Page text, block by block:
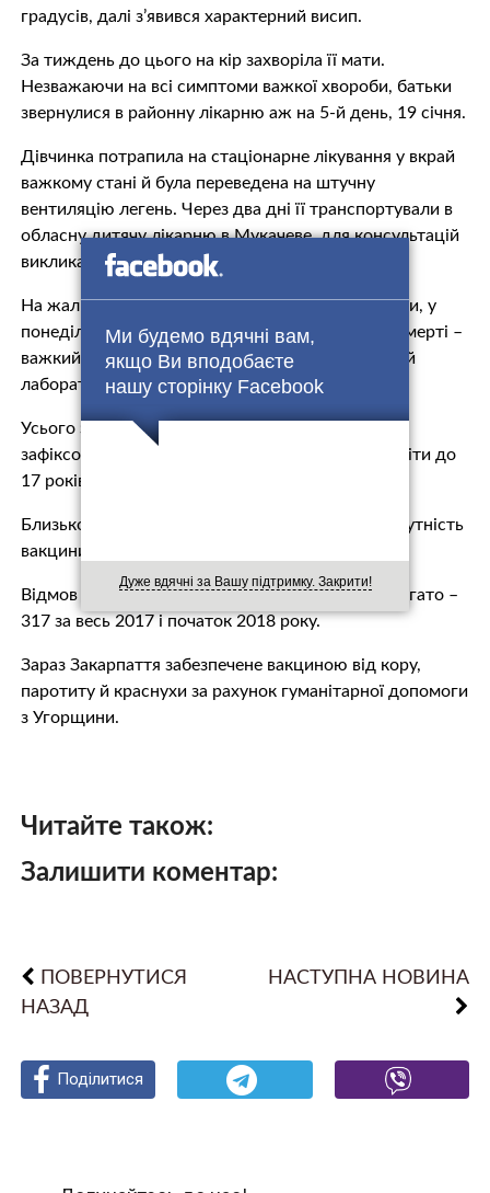
Ми будемо вдячні вам,
якщо Ви вподобаєте
нашу сторінку Facebook
Дуже вдячні за Вашу підтримку. Закрити!
градусів, далі з’явився характерний висип.
За тиждень до цього на кір захворіла її мати.
Незважаючи на всі симптоми важкої хвороби, батьки
звернулися в районну лікарню аж на 5-й день, 19 січня.
Дівчинка потрапила на стаціонарне лікування у вкрай
важкому стані й була переведена на штучну
вентиляцію легень. Через два дні її транспортували в
обласну дитячу лікарню в Мукачеве, для консультацій
викликали лікарів із Києва.
На жаль, усі зусилля медиків виявилися марними, у
понеділок увечері дівчинка померла. Причина смерті –
важкий перебіг кору, цей діагноз підтверджений
лабораторно.
Усього з початку року в Закарпатській області
зафіксовано 715 випадків кору, із них 566 – це діти до
17 років.
Близько 70% хворих не були щеплені через відсутність
вакцини.
Відмов батьків від щеплень дітей відносно небагато –
317 за весь 2017 і початок 2018 року.
Зараз Закарпаття забезпечене вакциною від кору,
паротиту й краснухи за рахунок гуманітарної допомоги
з Угорщини.
Читайте також:
Залишити коментар:
ПОВЕРНУТИСЯ
НАЗАД
НАСТУПНА НОВИНА
Поділитися
Поділитися
Поділитися